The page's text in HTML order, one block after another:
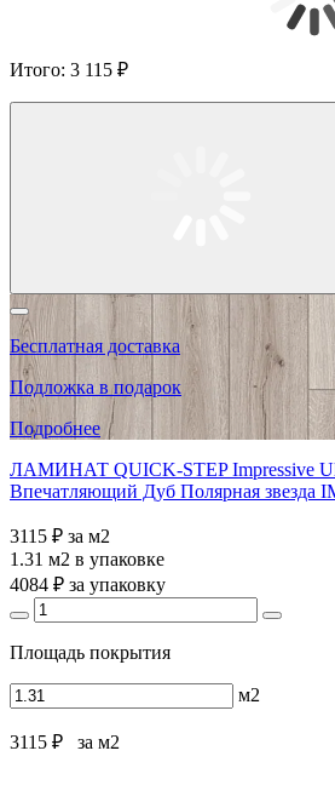
Итого: 3 115 ₽
Бесплатная доставка
Подложка в подарок
Подробнее
ЛАМИНАТ QUICK-STEP Impressive
Впечатляющий Дуб Полярная звезда
3115 ₽ за м2
1.31 м2 в упаковке
4084 ₽ за упаковку
Площадь покрытия
м2
3115 ₽ за м2